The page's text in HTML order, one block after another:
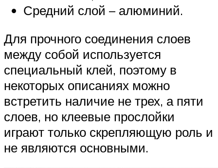
Средний слой – алюминий.
Для прочного соединения слоев
между собой используется
специальный клей, поэтому в
некоторых описаниях можно
встретить наличие не трех, а пяти
слоев, но клеевые прослойки
играют только скрепляющую роль и
не являются основными.